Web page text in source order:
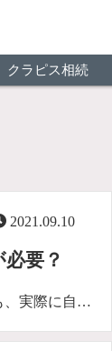
クラピス相続
2021.09.10
要？
、実際に自…